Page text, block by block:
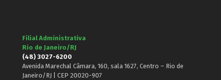
Filial Administrativa
Rio de Janeiro/RJ
(48) 3027-6200
Avenida Marechal Câmara, 160, sala 1627, Centro – Rio de
Janeiro/RJ | CEP 20020-907